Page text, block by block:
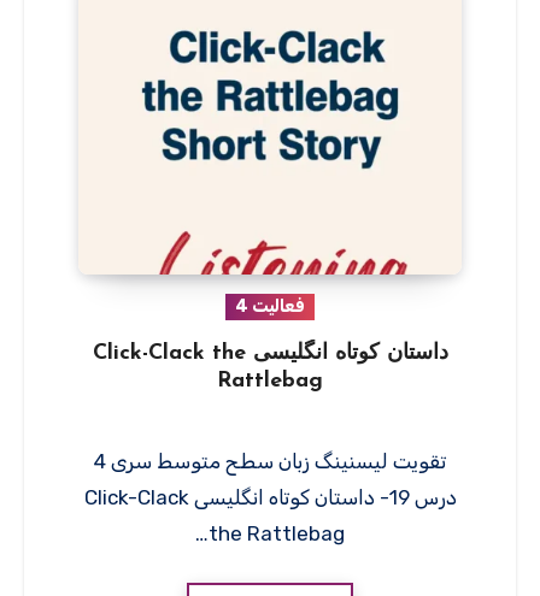
فعالیت 4
داستان کوتاه انگلیسی Click-Clack the
Rattlebag
تقویت لیسنینگ زبان سطح متوسط سری 4
درس 19- داستان کوتاه انگلیسی Click-Clack
the Rattlebag…